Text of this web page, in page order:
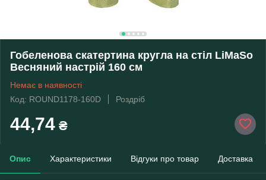
Гобеленова скатертина кругла на стіл LiMaSo
Весняний настрій 160 см
Немає в наявності
Код: ROUND1178-160D
Роздріб
44,74 ₴
Опис Характеристики Відгуки про товар Доставка